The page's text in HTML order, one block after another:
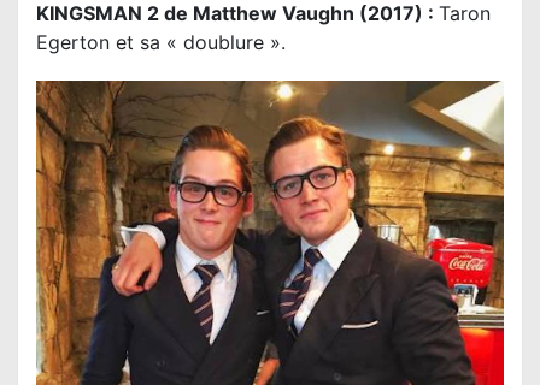
KINGSMAN 2 de Matthew Vaughn (2017) : Taron
Egerton et sa « doublure ».